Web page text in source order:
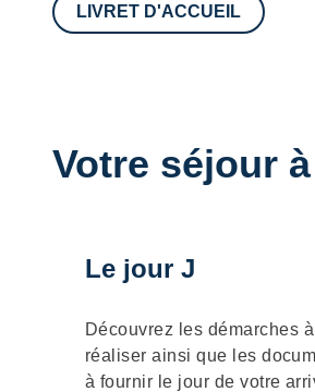
LIVRET D'ACCUEIL
Votre séjour
Le jour J
Découvrez les démarches à
réaliser ainsi que les
à fournir le jour de votre